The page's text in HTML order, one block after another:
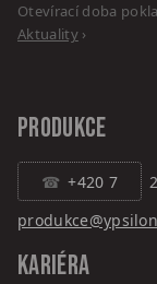
Otevírací doba
Aktuality›
PRODUKCE
+420 7
KARIÉRA